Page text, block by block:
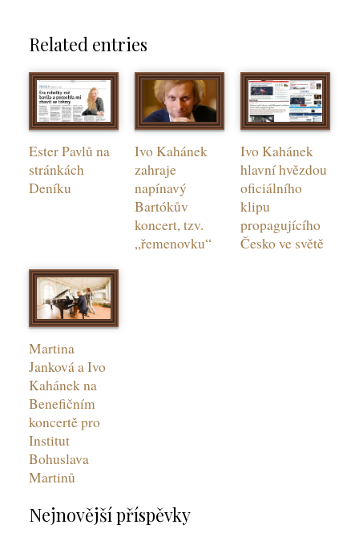
Related entries
Ester Pavlů na
stránkách
Deníku
Ivo Kahánek
zahraje
napínavý
Bartókův
koncert, tzv.
„řemenovku“
Ivo Kahánek
hlavní hvězdou
oficiálního
klipu
propagujícího
Česko ve světě
Martina
Janková a Ivo
Kahánek na
Benefičním
koncertě pro
Institut
Bohuslava
Martinů
Nejnovější příspěvky